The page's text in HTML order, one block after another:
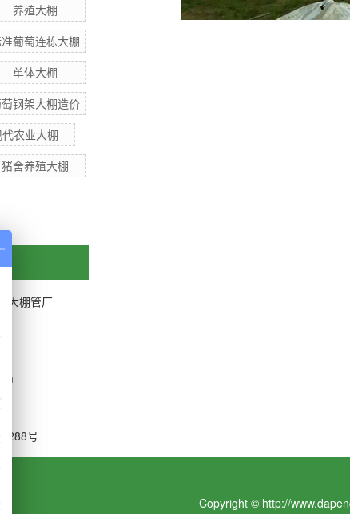
养殖大棚
葡萄连栋大棚
单体大棚
钢架大棚造价
农业大棚
猪舍养殖大棚
大棚管厂
288号
Copyright © http://